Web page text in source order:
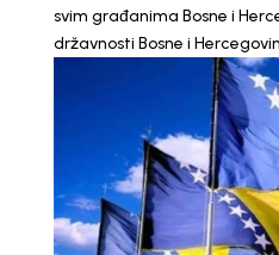
svim građanima Bosne i
državnosti Bosne i